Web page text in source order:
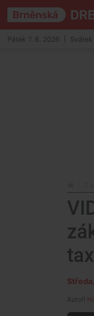
Pátek 7. 8. 2026 | Svátek
Autoři